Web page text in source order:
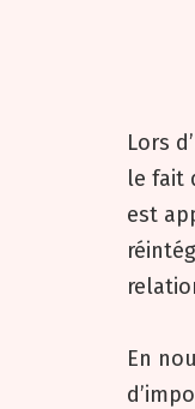
Lors
le fait
est
En